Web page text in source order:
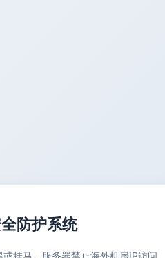
防护系统
挂马，服务器禁止海外机房IP访问